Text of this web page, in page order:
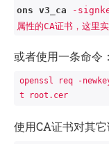
ons v3_ca -
属性的CA证书 ，这里
或者使用一条命令：
openssl req -
t root.cer
使用CA证书对其它